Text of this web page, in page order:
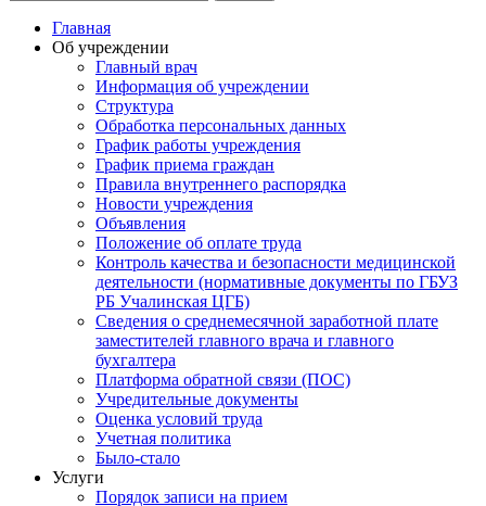
Главная
Об учреждении
Главный врач
Информация об учреждении
Структура
Обработка персональных данных
График работы учреждения
График приема граждан
Правила внутреннего распорядка
Новости учреждения
Объявления
Положение об оплате труда
Контроль качества и безопасности медицинской
деятельности (нормативные документы по ГБУЗ
РБ Учалинская ЦГБ)
Сведения о среднемесячной заработной плате
заместителей главного врача и главного
бухгалтера
Платформа обратной связи (ПОС)
Учредительные документы
Оценка условий труда
Учетная политика
Было-стало
Услуги
Порядок записи на прием